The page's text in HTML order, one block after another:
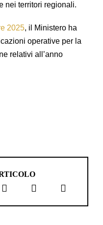
nei territori regionali.
2025, il Ministero ha
operative per la
relativi all’anno